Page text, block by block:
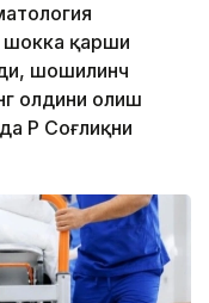
шокка қарши
шошилинч
олдини олиш
ҚР Соғлиқни